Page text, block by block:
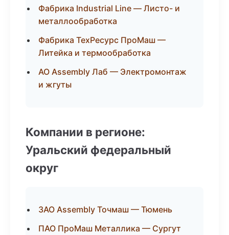
Фабрика Industrial Line — Листо- и
металлообработка
Фабрика ТехРесурс ПроМаш —
Литейка и термообработка
АО Assembly Лаб — Электромонтаж
и жгуты
Компании в регионе:
Уральский федеральный
округ
ЗАО Assembly Точмаш — Тюмень
ПАО ПроМаш Металлика — Сургут